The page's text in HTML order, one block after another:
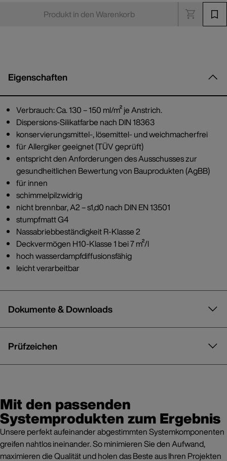
Produkt in den Warenkorb
Eigenschaften
Verbrauch: Ca. 130 – 150 ml/m² je Anstrich.
Dispersions-Silikatfarbe nach DIN 18363
konservierungsmittel-, lösemittel- und weichmacherfrei
für Allergiker geeignet (TÜV geprüft)
entspricht den Anforderungen des Ausschusses zur
gesundheitlichen Bewertung von Bauprodukten (AgBB)
für innen
schimmelpilzwidrig
nicht brennbar, A2 – s1,d0 nach DIN EN 13501
stumpfmatt G4
Nassabriebbeständigkeit R-Klasse 2
Deckvermögen H10-Klasse 1 bei 7 m²/l
hoch wasserdampfdiffusionsfähig
leicht verarbeitbar
Dokumente & Downloads
Prüfzeichen
Mit den passenden
Systemprodukten zum Ergebnis
Unsere perfekt aufeinander abgestimmten Systemkomponenten
greifen nahtlos ineinander. So minimieren Sie den Aufwand,
maximieren die Qualität und holen das Beste aus Ihren Projekten